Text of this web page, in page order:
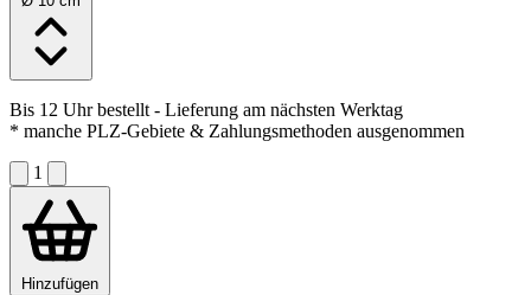
Bis 12 Uhr bestellt- Lieferung am nächsten Werktag
* manche PLZ-Gebiete & Zahlungsmethoden ausgenommen
1
Hinzufügen